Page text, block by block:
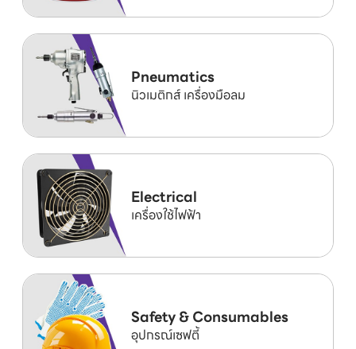
Pneumatics
นิวเมติกส์ เครื่องมือลม
Electrical
เครื่องใช้ไฟฟ้า
Safety & Consumables
อุปกรณ์เซฟตี้